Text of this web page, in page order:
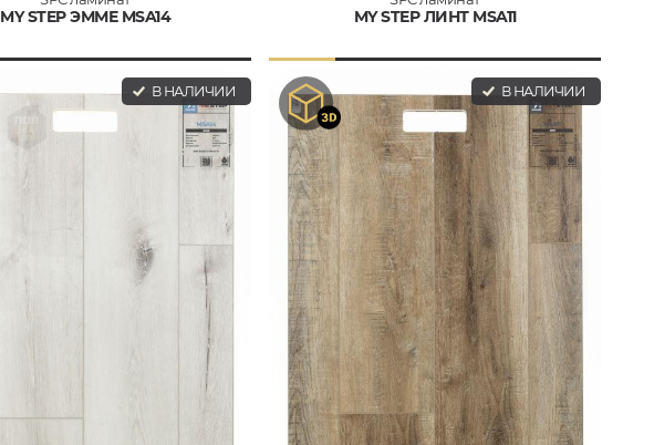
MY STEP ЭММЕ MSA14
В НАЛИЧИИ
MY STEP ЛИНТ MSA11
В НАЛИЧИИ